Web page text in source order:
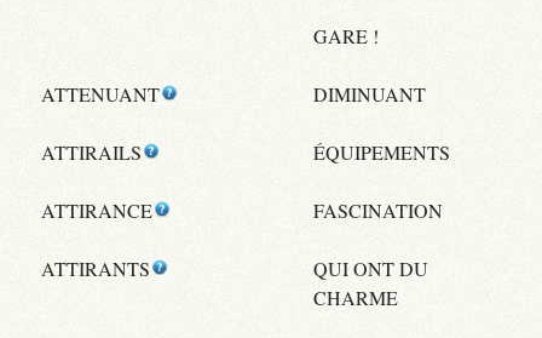
GARE !
ATTENUANT DIMINUANT
ATTIRAILS ÉQUIPEMENTS
ATTIRANCE FASCINATION
ATTIRANTS
QUI ONT DU
CHARME